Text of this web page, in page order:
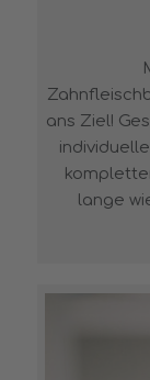
ans Ziel!
lange